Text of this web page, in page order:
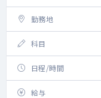
勤務地
科目
日程/時間
給与